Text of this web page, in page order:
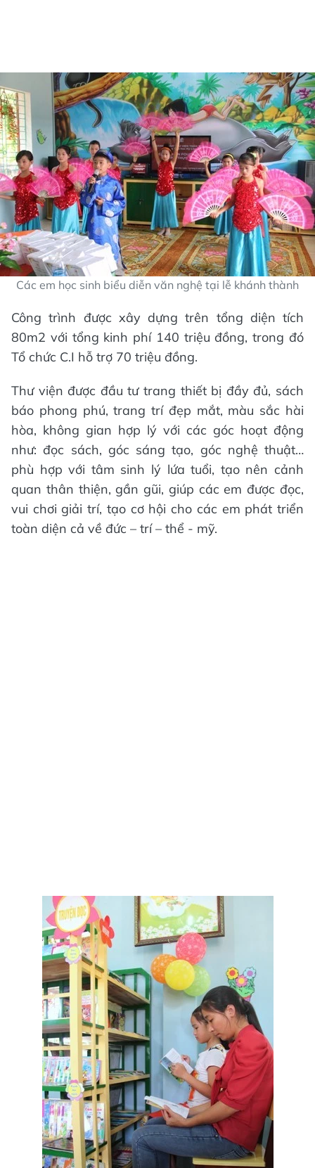
Các em học sinh biểu diễn văn nghệ tại lễ khánh thành
Công trình được xây dựng trên tổng diện tích
80m2 với tổng kinh phí 140 triệu đồng, trong đó
Tổ chức C.I hỗ trợ 70 triệu đồng.
Thư viện được đầu tư trang thiết bị đầy đủ, sách
báo phong phú, trang trí đẹp mắt, màu sắc hài
hòa, không gian hợp lý với các góc hoạt động
như: đọc sách, góc sáng tạo, góc nghệ thuật…
phù hợp với tâm sinh lý lứa tuổi, tạo nên cảnh
quan thân thiện, gần gũi, giúp các em được đọc,
vui chơi giải trí, tạo cơ hội cho các em phát triển
toàn diện cả về đức – trí – thể - mỹ.